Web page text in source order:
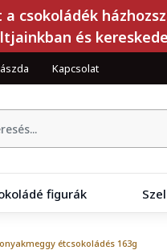
csokoládék
és
Kapcsolat
figurák
étcsokoládés 163g